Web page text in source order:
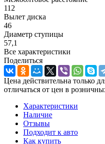
112
Вылет диска
46
Диаметр ступицы
57,1
Все характеристики
Поделиться
Цена действительна только
отличаться от цен в
Характеристики
Наличие
Отзывы
Подходит к авто
Как купить